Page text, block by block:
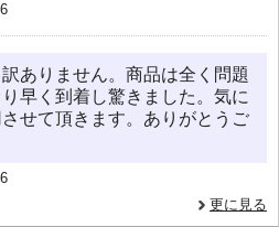
ありません。商品は全く問題
早く到着し驚きました。気に
せて頂きます。ありがとうご
更に見る